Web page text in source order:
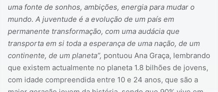
uma fonte de sonhos, ambições, energia para mudar o
mundo. A juventude é a evolução de um país em
permanente transformação, com uma audácia que
transporta em si toda a esperança de uma nação, de um
continente, de um planeta”, pontuou Ana Graça, lembrando
que existem actualmente no planeta 1.8 bilhões de jovens,
com idade compreendida entre 10 e 24 anos, que são a